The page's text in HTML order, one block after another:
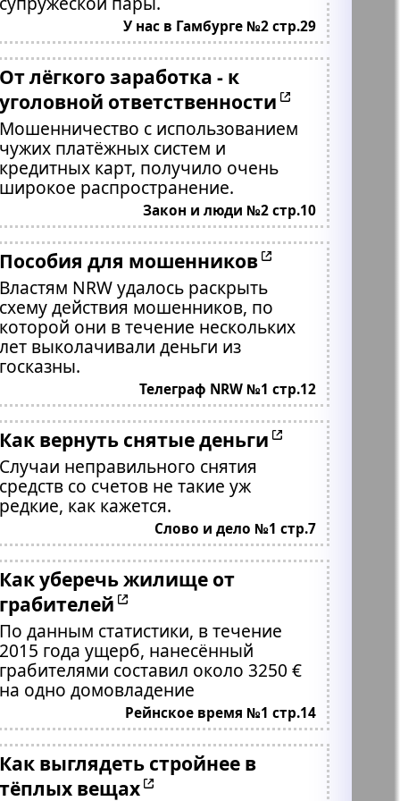
У нас в Гамбурге №2 стр.29
От лёгкого заработка - к
уголовной ответственности
Мошенничество с использованием
чужих платёжных систем и
кредитных карт, получило очень
широкое распространение.
Закон и люди №2 стр.10
Пособия для мошенников
Властям NRW удалось раскрыть
схему действия мошенников, по
которой они в течение нескольких
лет выколачивали деньги из
госказны.
Телеграф NRW №1 стр.12
Как вернуть снятые деньги
Случаи неправильного снятия
средств со счетов не такие уж
редкие, как кажется.
Слово и дело №1 стр.7
Как уберечь жилище от
грабителей
По данным статистики, в течение
2015 года ущерб, нанесённый
грабителями составил около 3250 €
на одно домовладение
Рейнское время №1 стр.14
Как выглядеть стройнее в
тёплых вещах